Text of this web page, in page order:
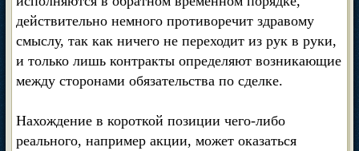
действительно немного противоречит здравому
смыслу, так как ничего не переходит из рук в руки,
и только лишь контракты определяют возникающие
между сторонами обязательства по сделке.
Нахождение в короткой позиции чего-либо
реального, например акции, может оказаться